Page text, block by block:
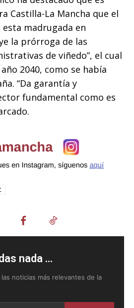
Castilla-La Mancha que el
madrugada en
la prórroga de las
de viñedo”, el cual
2040, como se había
“Da garantía y
fundamental como es
nada ...
noticias más relevantes de la